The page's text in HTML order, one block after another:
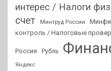
интерес / Налоги
счет
Минтруд России
контроль / Налоговые
Россия Рубль
Яндекс